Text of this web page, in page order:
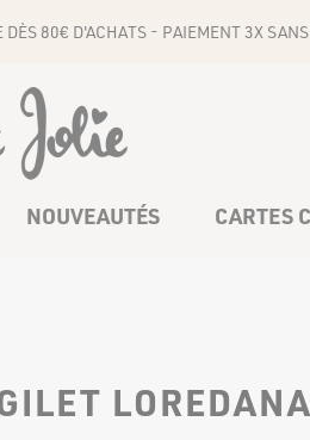
80€ D'ACHATS - PAIEMENT 3X
NOUVEAUTÉS CARTES